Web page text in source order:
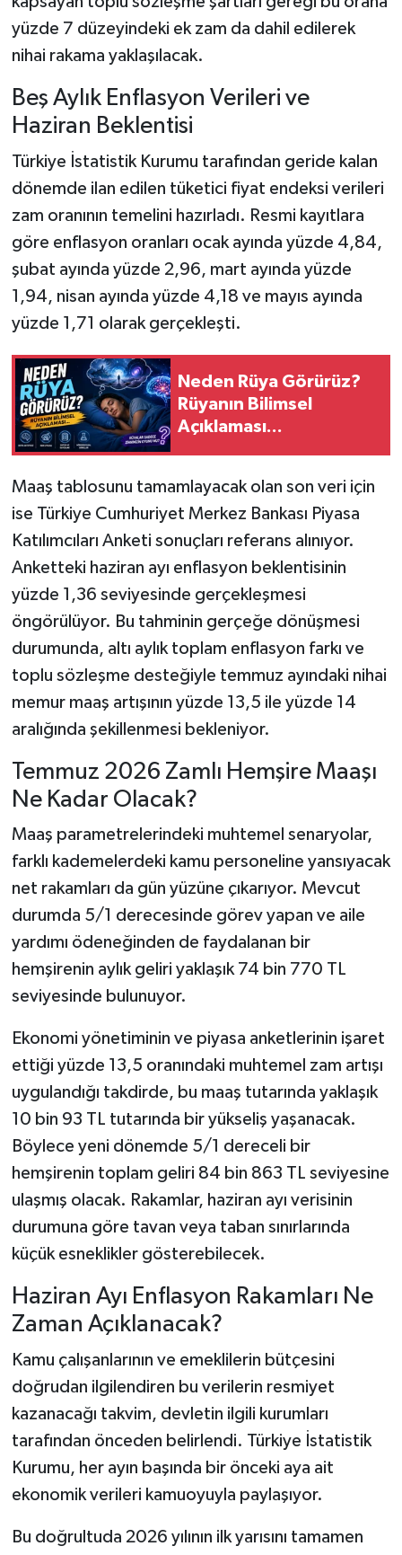
yüzde 7 düzeyindeki ek zam da dahil edilerek
nihai rakama yaklaşılacak.
Beş Aylık Enflasyon Verileri ve
Haziran Beklentisi
Türkiye İstatistik Kurumu tarafından geride kalan
dönemde ilan edilen tüketici fiyat endeksi verileri
zam oranının temelini hazırladı. Resmi kayıtlara
göre enflasyon oranları ocak ayında yüzde 4,84,
şubat ayında yüzde 2,96, mart ayında yüzde
1,94, nisan ayında yüzde 4,18 ve mayıs ayında
yüzde 1,71 olarak gerçekleşti.
Neden Rüya Görürüz?
Rüyanın Bilimsel
Açıklaması...
Maaş tablosunu tamamlayacak olan son veri için
ise Türkiye Cumhuriyet Merkez Bankası Piyasa
Katılımcıları Anketi sonuçları referans alınıyor.
Anketteki haziran ayı enflasyon beklentisinin
yüzde 1,36 seviyesinde gerçekleşmesi
öngörülüyor. Bu tahminin gerçeğe dönüşmesi
durumunda, altı aylık toplam enflasyon farkı ve
toplu sözleşme desteğiyle temmuz ayındaki nihai
memur maaş artışının yüzde 13,5 ile yüzde 14
aralığında şekillenmesi bekleniyor.
Temmuz 2026 Zamlı Hemşire Maaşı
Ne Kadar Olacak?
Maaş parametrelerindeki muhtemel senaryolar,
farklı kademelerdeki kamu personeline yansıyacak
net rakamları da gün yüzüne çıkarıyor. Mevcut
durumda 5/1 derecesinde görev yapan ve aile
yardımı ödeneğinden de faydalanan bir
hemşirenin aylık geliri yaklaşık 74 bin 770 TL
seviyesinde bulunuyor.
Ekonomi yönetiminin ve piyasa anketlerinin işaret
ettiği yüzde 13,5 oranındaki muhtemel zam artışı
uygulandığı takdirde, bu maaş tutarında yaklaşık
10 bin 93 TL tutarında bir yükseliş yaşanacak.
Böylece yeni dönemde 5/1 dereceli bir
hemşirenin toplam geliri 84 bin 863 TL seviyesine
ulaşmış olacak. Rakamlar, haziran ayı verisinin
durumuna göre tavan veya taban sınırlarında
küçük esneklikler gösterebilecek.
Haziran Ayı Enflasyon Rakamları Ne
Zaman Açıklanacak?
Kamu çalışanlarının ve emeklilerin bütçesini
doğrudan ilgilendiren bu verilerin resmiyet
kazanacağı takvim, devletin ilgili kurumları
tarafından önceden belirlendi. Türkiye İstatistik
Kurumu, her ayın başında bir önceki aya ait
ekonomik verileri kamuoyuyla paylaşıyor.
Bu doğrultuda 2026 yılının ilk yarısını tamamen